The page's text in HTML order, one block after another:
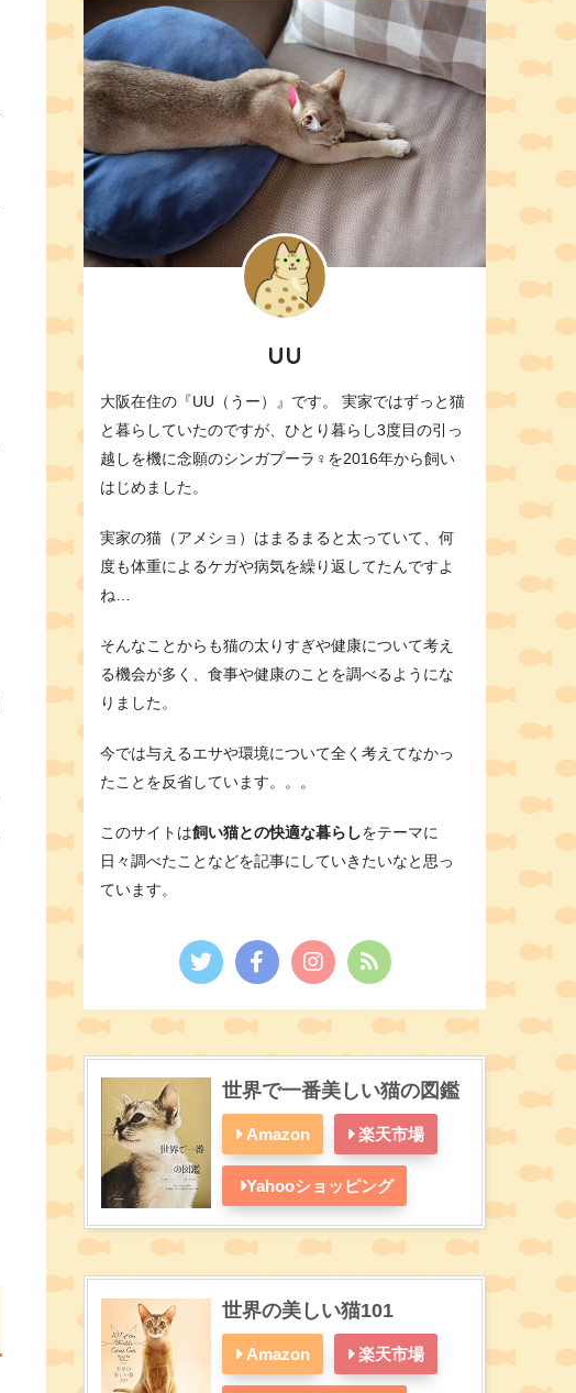
UU
大阪在住の『UU（うー）』です。 実家ではずっと猫
と暮らしていたのですが、ひとり暮らし3度目の引っ
越しを機に念願のシンガプーラ♀を2016年から飼い
はじめました。
実家の猫（アメショ）はまるまると太っていて、何
度も体重によるケガや病気を繰り返してたんですよ
ね…
そんなことからも猫の太りすぎや健康について考え
る機会が多く、食事や健康のことを調べるようにな
りました。
今では与えるエサや環境について全く考えてなかっ
たことを反省しています。。。
このサイトは飼い猫との快適な暮らしをテーマに
日々調べたことなどを記事にしていきたいなと思っ
ています。
世界で一番美しい猫の図鑑
Amazon 楽天市場
Yahooショッピング
世界の美しい猫101
Amazon 楽天市場